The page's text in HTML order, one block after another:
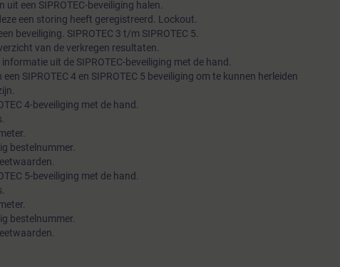
een SIPROTEC-beveiliging halen.
een storing heeft geregistreerd. Lockout.
beveiliging. SIPROTEC 3 t/m SIPROTEC 5.
van de verkregen resultaten.
uit de SIPROTEC-beveiliging met de hand.
SIPROTEC 4 en SIPROTEC 5 beveiliging om te kunnen herleiden
4-beveiliging met de hand.
bestelnummer.
5-beveiliging met de hand.
bestelnummer.